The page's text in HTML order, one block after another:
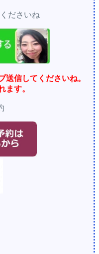
ださいね
送信してくださいね。
ます。